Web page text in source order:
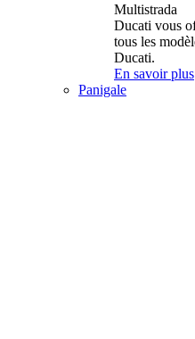
Multistrada
Ducati vous
tous les
Ducati.
En savoir plus
Panigale